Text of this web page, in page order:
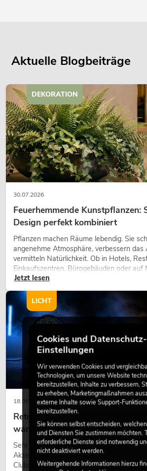
Aktuelle Blogbeiträge
30.07.2026
Feuerhemmende Kunstpflanzen:
Design perfekt kombiniert
Pflanzen machen Räume lebendig. Sie
angenehme Atmosphäre, verbessern das
vermitteln Natürlichkeit. Ob in Hotels,
Einkaufszentren, Bürogebäuden oder auf
eine hochwertige Begrünung gehört
modernen Raumkonzept.
Jetzt lesen
DEKORATION
18.06.2026
Retro-Licht im modernen
warmes Licht wieder wirkt
Sehr warmes Licht, sichtbare
Akzente prägen viele aktuelle
Clubs und bei Events. Retro-Licht ist
LICHT
Cookies und Datenschutz-
Einstellungen
Wir verwenden Cookies und
Technologien, um unsere Website
bereitzustellen, Inhalte zu verbessern,
zu erheben, Marketingmaßnahmen
externe Inhalte sowie Support-
bereitzustellen.
Sie können selbst entscheiden,
und Diensten Sie zustimmen möchten.
erforderliche Dienste sind notwendig
nicht deaktiviert werden.
Weitergehende Informationen hierzu